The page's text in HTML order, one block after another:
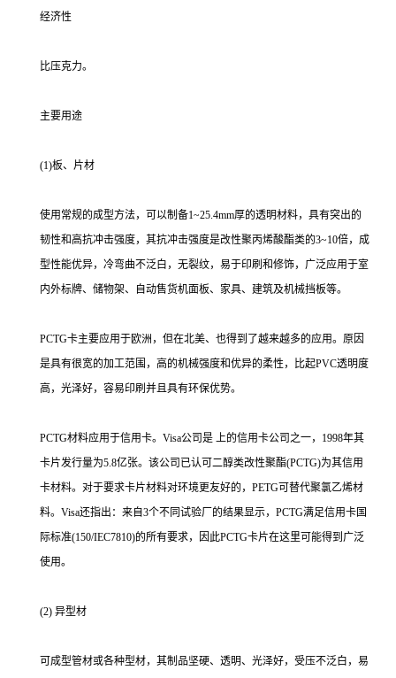
经济性
比压克力。
主要用途
(1)板、片材
使用常规的成型方法，可以制备1~25.4mm厚的透明材料，具有突出的
韧性和高抗冲击强度，其抗冲击强度是改性聚丙烯酸酯类的3~10倍，成
型性能优异，冷弯曲不泛白，无裂纹，易于印刷和修饰，广泛应用于室
内外标牌、储物架、自动售货机面板、家具、建筑及机械挡板等。
PCTG卡主要应用于欧洲，但在北美、也得到了越来越多的应用。原因
是具有很宽的加工范围，高的机械强度和优异的柔性，比起PVC透明度
高，光泽好，容易印刷并且具有环保优势。
PCTG材料应用于信用卡。Visa公司是 上的信用卡公司之一，1998年其
卡片发行量为5.8亿张。该公司已认可二醇类改性聚酯(PCTG)为其信用
卡材料。对于要求卡片材料对环境更友好的，PETG可替代聚氯乙烯材
料。Visa还指出：来自3个不同试验厂的结果显示，PCTG满足信用卡国
际标准(150/IEC7810)的所有要求，因此PCTG卡片在这里可能得到广泛
使用。
(2) 异型材
可成型管材或各种型材，其制品坚硬、透明、光泽好，受压不泛白，易